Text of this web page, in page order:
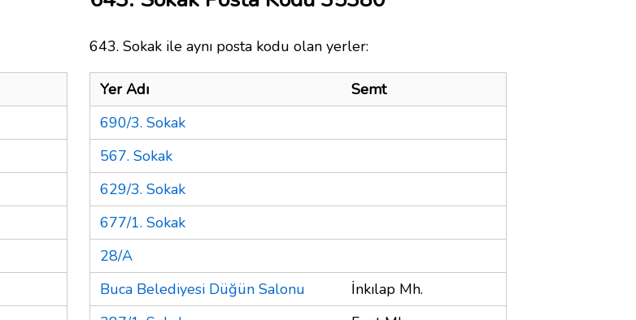
643. Sokak ile aynı posta kodu olan yerler:
Yer Adı
Semt
690/3. Sokak
567. Sokak
629/3. Sokak
677/1. Sokak
28/A
Buca Belediyesi Düğün Salonu
İnkılap Mh.